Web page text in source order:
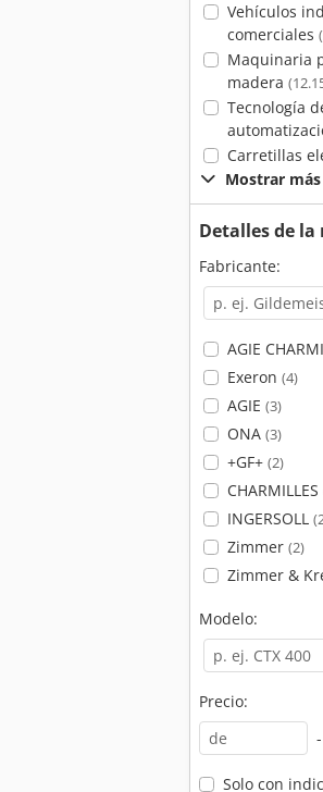
Vehículos
comerciales
Maquinaria
madera
Tecnología
Carretillas
Mostrar más
Detalles de
Fabricante:
AGIE
Exeron (4)
AGIE (3)
ONA (3)
+GF+ (2)
CHARMILLES
INGERSOLL
Zimmer (2)
Zimmer &
Modelo:
Precio:
-
Solo con